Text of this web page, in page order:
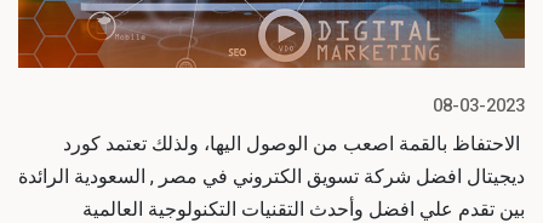
08-03-2023
الاحتفاظ بالقمة اصعب من الوصول اليها، ولذلك تعتمد كورد
ديجيتال افضل شركة تسويق الكتروني في مصر , السعودية الرائدة
بين تقدم علي افضل وأحدث التقنيات التكنولوجية العالمية